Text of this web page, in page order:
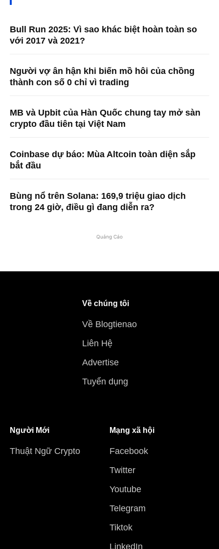
Bull Run 2025: Vì sao khác biệt hoàn toàn so
với 2017 và 2021?
Người vợ ân hận khi biến mồ hôi của chồng
thành con số 0 chỉ vì trading
MB và Upbit của Hàn Quốc chung tay mở sàn
crypto đầu tiên tại Việt Nam
Coinbase dự báo: Mùa Altcoin toàn diện sắp
bắt đầu
Bùng nổ trên Solana: 169,9 triệu giao dịch
trong 24 giờ, điều gì đang diễn ra?
Quảng Cáo
Về chúng tôi
Về Blogtienao
Liên Hệ
Advertise
Tuyển dụng
Người Mới
Thuật Ngữ Crypto
Mạng xã hội
Facebook
Twitter
Youtube
Telegram
Tiktok
LinkedIn